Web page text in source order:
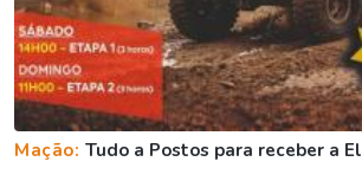
Mação:Tudo a Postos para receber a